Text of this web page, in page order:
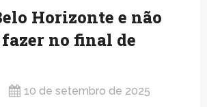
Horizonte e não
fazer no final de
10 de setembro de 2025